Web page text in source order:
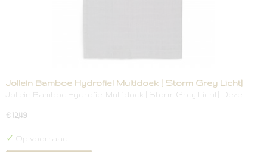
Jollein Bamboe Hydrofiel Multidoek [ Storm Grey Licht]
Jollein Bamboe Hydrofiel Multidoek [ Storm Grey Licht] Deze…
€ 12,49
✓ Op voorraad